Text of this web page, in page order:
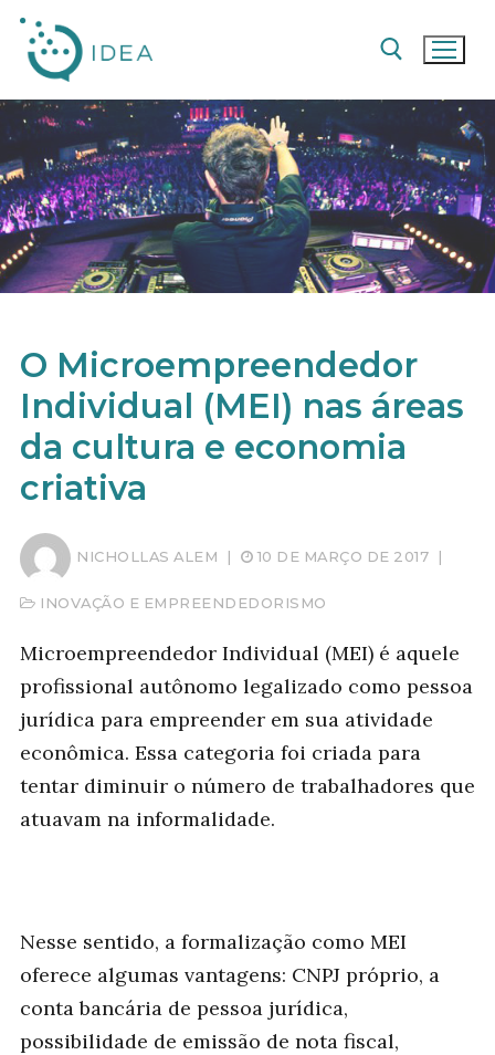
Pular
para
conteúdo
Pesquisar por:
O Microempreendedor
Individual (MEI) nas áreas
da cultura e economia
criativa
NICHOLLAS ALEM | 10 DE MARÇO DE 2017 |
INOVAÇÃO E EMPREENDEDORISMO
Microempreendedor Individual (MEI) é aquele
profissional autônomo legalizado como pessoa
jurídica para empreender em sua atividade
econômica. Essa categoria foi criada para
tentar diminuir o número de trabalhadores que
atuavam na informalidade.
Nesse sentido, a formalização como MEI
oferece algumas vantagens: CNPJ próprio, a
conta bancária de pessoa jurídica,
possibilidade de emissão de nota fiscal,